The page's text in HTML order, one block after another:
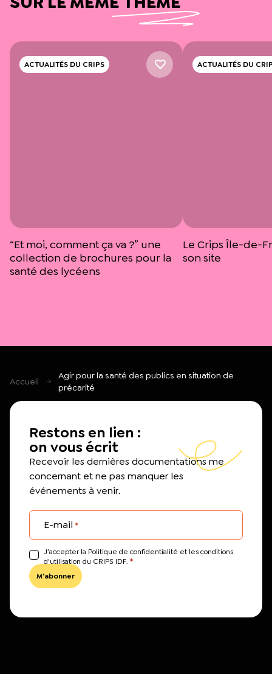
ACTUALITÉS DU CRIPS
“Et moi, comment ça va ?” une
collection de brochures pour la
santé des lycéens
ACTUALITÉS DU
Le Crips Île-de-
son site
Accueil
Agir pour la santé des publics en situation de
précarité
Restons en lien :
on vous écrit
Recevoir les dernières documentations me
concernant et ne pas manquer les
événements à venir.
E-mail *
J’accepter la Politique de confidentialité et les conditions
d'utilisation du CRIPS IDF. *